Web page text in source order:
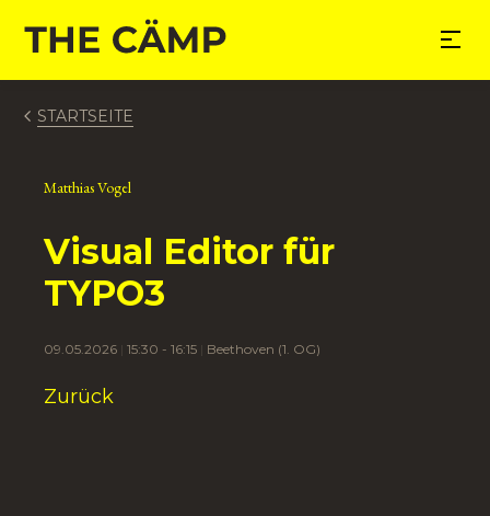
springen
STARTSEITE
Matthias Vogel
Visual Editor für
TYPO3
09.05.2026 15:30 - 16:15 Beethoven (1. OG)
Zurück